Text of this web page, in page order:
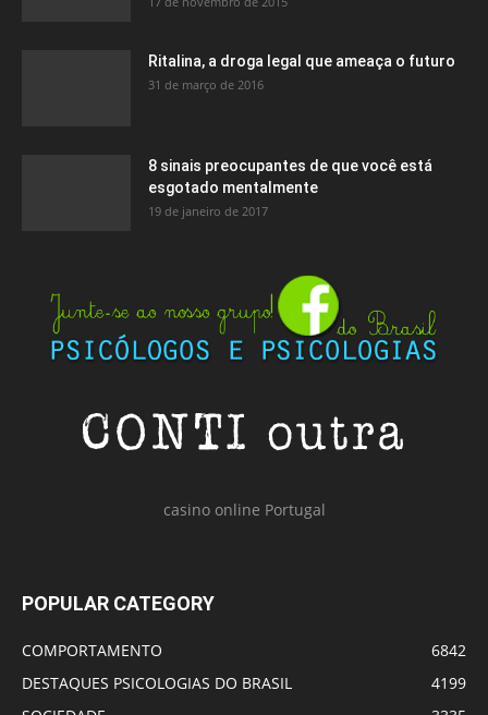
Ritalina, a droga legal que ameaça o futuro
31 de março de 2016
8 sinais preocupantes de que você está
esgotado mentalmente
19 de janeiro de 2017
casino online Portugal
POPULAR CATEGORY
COMPORTAMENTO
6842
DESTAQUES PSICOLOGIAS DO BRASIL
4199